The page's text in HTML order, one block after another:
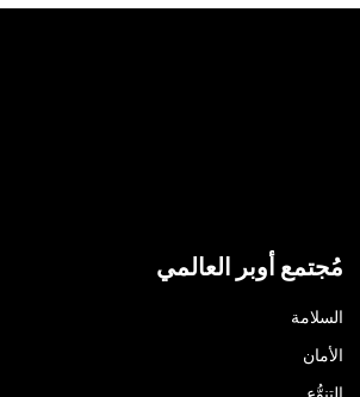
مُجتمع أوبر العالمي
السلامة
الأمان
التنوُّع